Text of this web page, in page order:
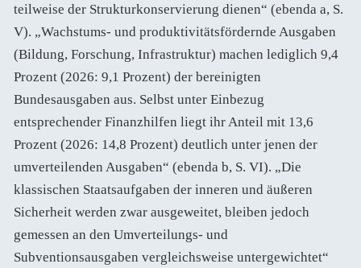
teilweise der Strukturkonservierung dienen“ (ebenda a, S.
V). „Wachstums- und produktivitätsfördernde Ausgaben
(Bildung, Forschung, Infrastruktur) machen lediglich 9,4
Prozent (2026: 9,1 Prozent) der bereinigten
Bundesausgaben aus. Selbst unter Einbezug
entsprechender Finanzhilfen liegt ihr Anteil mit 13,6
Prozent (2026: 14,8 Prozent) deutlich unter jenen der
umverteilenden Ausgaben“ (ebenda b, S. VI). „Die
klassischen Staatsaufgaben der inneren und äußeren
Sicherheit werden zwar ausgeweitet, bleiben jedoch
gemessen an den Umverteilungs- und
Subventionsausgaben vergleichsweise untergewichtet“